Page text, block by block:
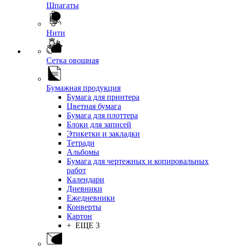
Шпагаты
Нити
Сетка овощная
Бумажная продукция
Бумага для принтера
Цветная бумага
Бумага для плоттера
Блоки для записей
Этикетки и закладки
Тетради
Альбомы
Бумага для чертежных и копировальных
работ
Календари
Дневники
Ежедневники
Конверты
Картон
+ ЕЩЕ 3